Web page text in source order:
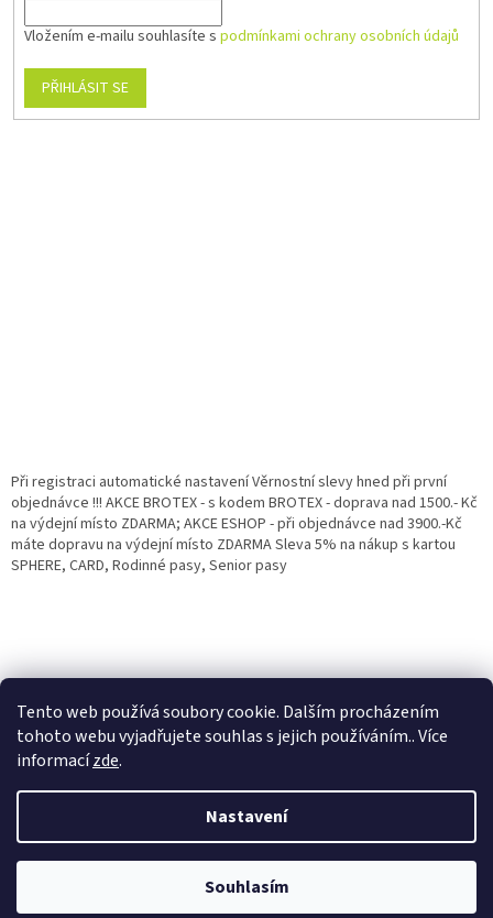
Tento web používá soubory cookie. Dalším procházením
tohoto webu vyjadřujete souhlas s jejich používáním.. Více
informacízde.
Nastavení
Souhlasím
nastavená Věrnostní sleva 3% - 10% na Všechny Vaše další nákupy. Čím
víc nakoupíte, tím větší slevu můžete získat. Vaše objednávky se sčítají.
Využít můžete i "Slevové kody" nebo DOPRAVU ZDARMA. Přejeme
příjemný nákup u nás Jana Kotasová Komárková a kolektiv pracovníků
Vložením e-mailu souhlasíte s podmínkami ochrany osobních údajů
PŘIHLÁSIT SE
Při registraci automatické nastavení Věrnostní slevy hned při první
objednávce !!! AKCE BROTEX - s kodem BROTEX - doprava nad 1500.- Kč
na výdejní místo ZDARMA; AKCE ESHOP - při objednávce nad 3900.-Kč
máte dopravu na výdejní místo ZDARMA Sleva 5% na nákup s kartou
SPHERE, CARD, Rodinné pasy, Senior pasy
Copyright 2026Eshop Jana. Všechna práva vyhrazena.